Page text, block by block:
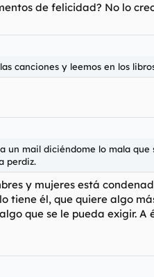
de felicidad? No lo
canciones y leemos en los
un mail diciéndome lo mala
perdiz.
y mujeres está
él, que quiere algo
que se le pueda exigir.